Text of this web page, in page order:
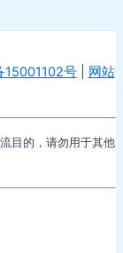
15001102号| 网站
目的，请勿用于其他